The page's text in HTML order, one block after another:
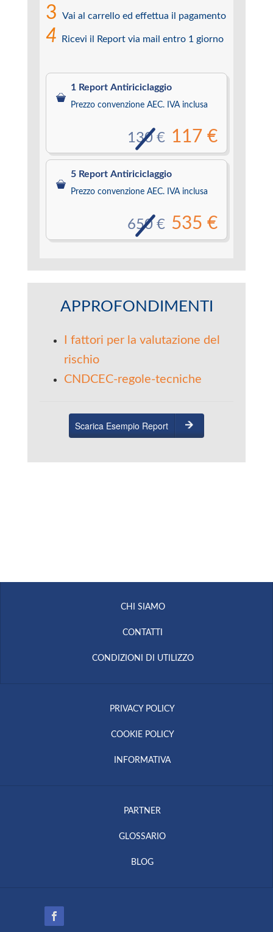
3 Vai al carrello ed effettua il pagamento
4 Ricevi il Report via mail entro 1 giorno
1 Report Antiriciclaggio
Prezzo convenzione AEC. IVA inclusa
117 €
130 €
5 Report Antiriciclaggio
Prezzo convenzione AEC. IVA inclusa
535 €
650 €
APPROFONDIMENTI
I fattori per la valutazione del
rischio
CNDCEC-regole-tecniche
Scarica Esempio Report
CHI SIAMO
CONTATTI
CONDIZIONI DI UTILIZZO
PRIVACY POLICY
COOKIE POLICY
INFORMATIVA
PARTNER
GLOSSARIO
BLOG